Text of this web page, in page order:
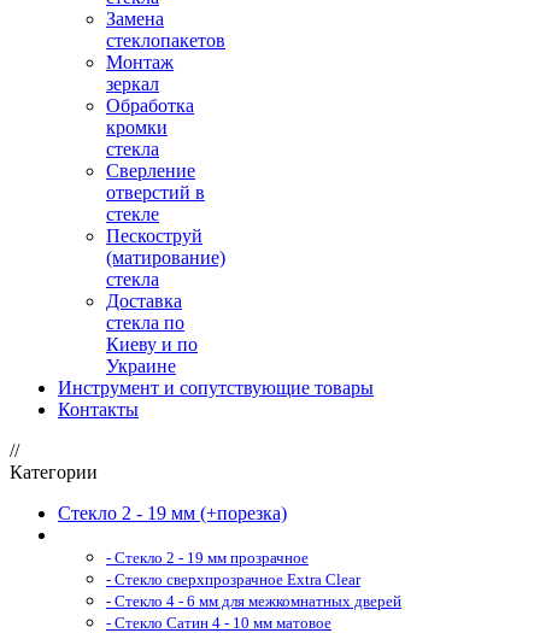
Замена
стеклопакетов
Монтаж
зеркал
Обработка
кромки
стекла
Сверление
отверстий в
стекле
Пескоструй
(матирование)
стекла
Доставка
стекла по
Киеву и по
Украине
Инструмент и сопутствующие товары
Контакты
//
Категории
Стекло 2 - 19 мм (+порезка)
- Стекло 2 - 19 мм прозрачное
- Стекло сверхпрозрачное Extra Clear
- Стекло 4 - 6 мм для межкомнатных дверей
- Стекло Сатин 4 - 10 мм матовое